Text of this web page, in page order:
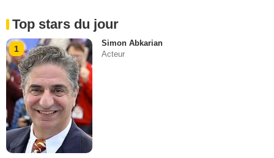
Top stars du jour
1
Simon Abkarian
Acteur